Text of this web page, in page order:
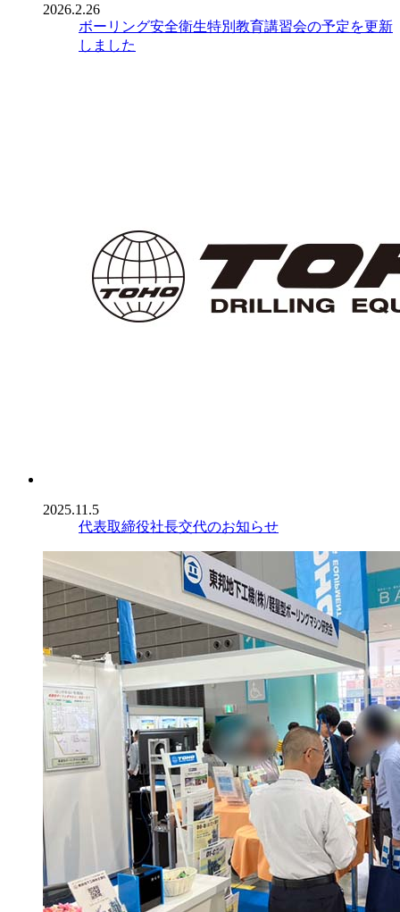
2026.2.26
ボーリング安全衛生特別教育講習会の予定を更新
しました
2025.11.5
代表取締役社長交代のお知らせ